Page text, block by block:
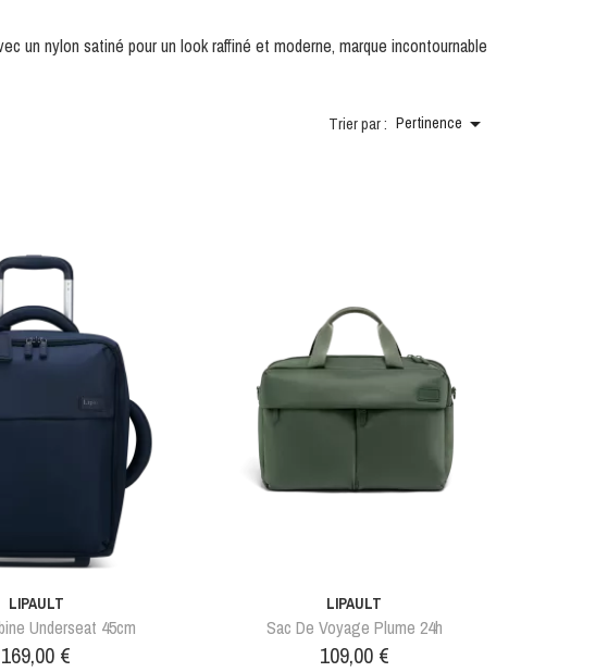
un nylon satiné pour un look raffiné et moderne, marque incontournable
Trier par : Pertinence 
LIPAULT
Underseat 45cm
Prix
169,00 €
LIPAULT
Sac De Voyage Plume 24h
Prix
109,00 €